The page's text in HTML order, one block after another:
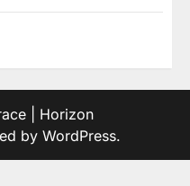
| Horizon
by WordPress.